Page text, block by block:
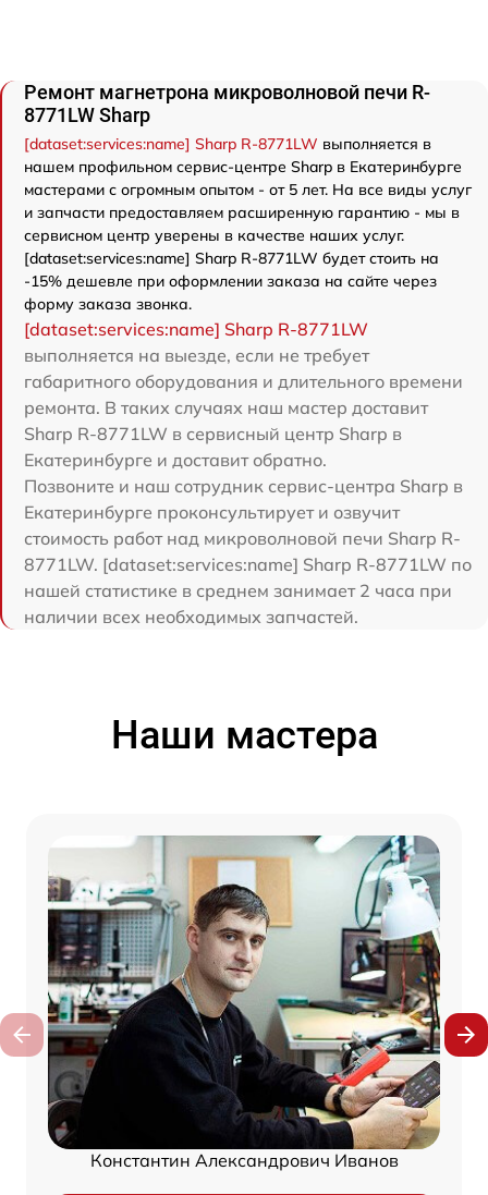
Ремонт магнетрона микроволновой печи R-
8771LW Sharp
[dataset:services:name] Sharp R-8771LW выполняется в
нашем профильном сервис-центре Sharp в Екатеринбурге
мастерами с огромным опытом - от 5 лет. На все виды услуг
и запчасти предоставляем расширенную гарантию - мы в
сервисном центр уверены в качестве наших услуг.
[dataset:services:name] Sharp R-8771LW будет стоить на
-15% дешевле при оформлении заказа на сайте через
форму заказа звонка.
[dataset:services:name] Sharp R-8771LW
выполняется на выезде, если не требует
габаритного оборудования и длительного времени
ремонта. В таких случаях наш мастер доставит
Sharp R-8771LW в сервисный центр Sharp в
Екатеринбурге и доставит обратно.
Позвоните и наш сотрудник сервис-центра Sharp в
Екатеринбурге проконсультирует и озвучит
стоимость работ над микроволновой печи Sharp R-
8771LW. [dataset:services:name] Sharp R-8771LW по
нашей статистике в среднем занимает 2 часа при
наличии всех необходимых запчастей.
Наши мастера
Константин Александрович Иванов